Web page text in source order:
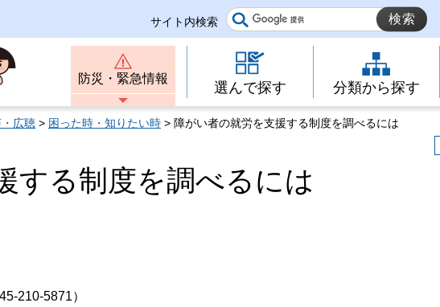
サイト内検索
防災・緊急情報
選んで探す 分類から探す
広聴 > 困った時・知りたい時 > 障がい者の就労を支援する制度を調べるには
する制度を調べるには
210-5871）